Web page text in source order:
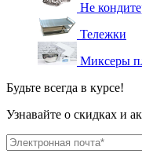
Не
Тележки
Миксеры
Будьте всегда в курсе!
Узнавайте о скидках и